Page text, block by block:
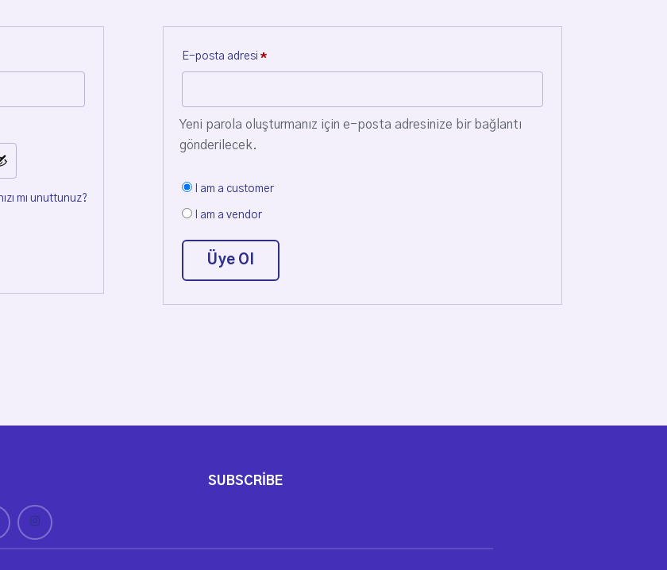
mı unuttunuz?
E-posta adresi*
Yeni parola oluşturmanız için e-posta adresinize bir bağlantı
gönderilecek.
I am a customer
I am a vendor
Üye Ol
SUBSCRIBE